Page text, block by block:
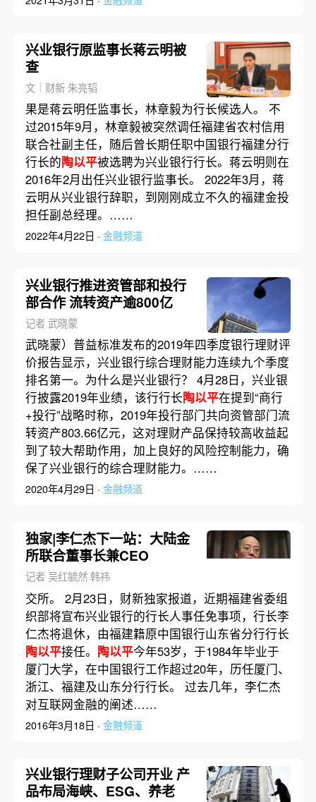
兴业银行原监事长蒋云明被
查
文｜财新 朱亮韬
果是蒋云明任监事长，林章毅为行长候选人。 不
过2015年9月，林章毅被突然调任福建省农村信用
联合社副主任，随后曾长期任职中国银行福建分行
行长的陶以平被选聘为兴业银行行长。蒋云明则在
2016年2月出任兴业银行监事长。 2022年3月，蒋
云明从兴业银行辞职，到刚刚成立不久的福建金投
担任副总经理。……
2022年4月22日 · 金融频道
兴业银行推进资管部和投行
部合作 流转资产逾800亿
记者 武晓蒙
武晓蒙）普益标准发布的2019年四季度银行理财评
价报告显示，兴业银行综合理财能力连续九个季度
排名第一。为什么是兴业银行？ 4月28日，兴业银
行披露2019年业绩，该行行长陶以平在提到“商行
+投行”战略时称，2019年投行部门共向资管部门流
转资产803.66亿元，这对理财产品保持较高收益起
到了较大帮助作用，加上良好的风险控制能力，确
保了兴业银行的综合理财能力。……
2020年4月29日 · 金融频道
独家|李仁杰下一站：大陆金
所联合董事长兼CEO
记者 吴红毓然 韩祎
交所。 2月23日，财新独家报道，近期福建省委组
织部将宣布兴业银行的行长人事任免事项，行长李
仁杰将退休，由福建籍原中国银行山东省分行行长
陶以平接任。 陶以平今年53岁，于1984年毕业于
厦门大学，在中国银行工作超过20年，历任厦门、
浙江、福建及山东分行行长。 过去几年，李仁杰
对互联网金融的阐述……
2016年3月18日 · 金融频道
兴业银行理财子公司开业 产
品布局海峡、ESG、养老